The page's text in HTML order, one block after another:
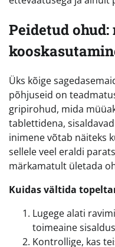
Peidetud
Üks kõige
põhjuseid on
gripirohud, mida
tablettidena,
inimene võtab näiteks
sellele veel eraldi
märkamatult ületada
Kuidas vältida
Lugege alati
toimeaine
Kontrollige, kas